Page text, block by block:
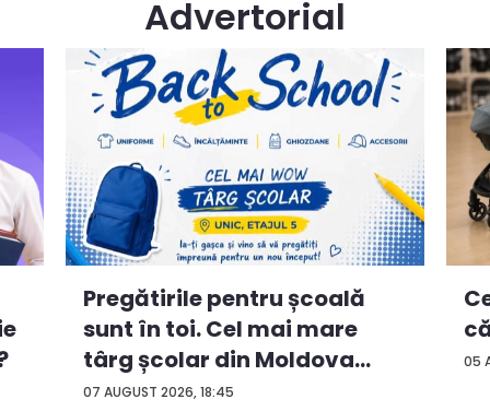
Advertorial
07 AUGUST 2026, 18:45
Pregătirile pentru școală
sunt în toi. Cel mai mare
târg școlar din Moldova
con...
05